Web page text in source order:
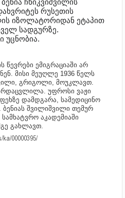
რუსეთის
იზოლატორიდან ეტაპით
სადგურზე.
უცნობია.
წევრები ემიგრაციაში არ
მისი მეუღლე 1936 წელს
გრიგოლი, მოუკლავთ.
უფროსი ვაჟი
დამდგარა, სამედიცინო
ბენიას შვილიშვილი თემურ
აკადემიაში
გახლავთ.
ka/00000395/